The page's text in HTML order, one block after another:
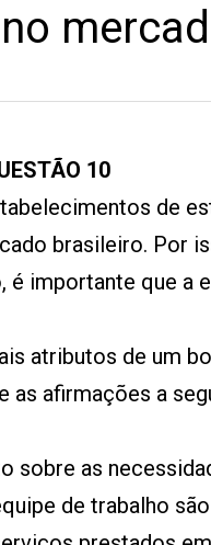
10
de
brasileiro. Por
é importante que a
atributos de um
as afirmações a
sobre as
de trabalho